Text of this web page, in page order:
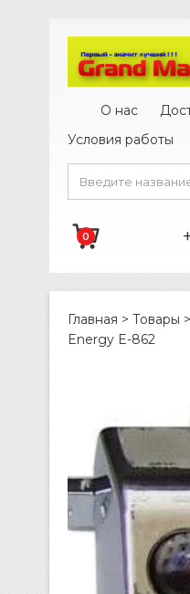
О нас
Условия работы
0
Главная > Товары >
Energy E-862